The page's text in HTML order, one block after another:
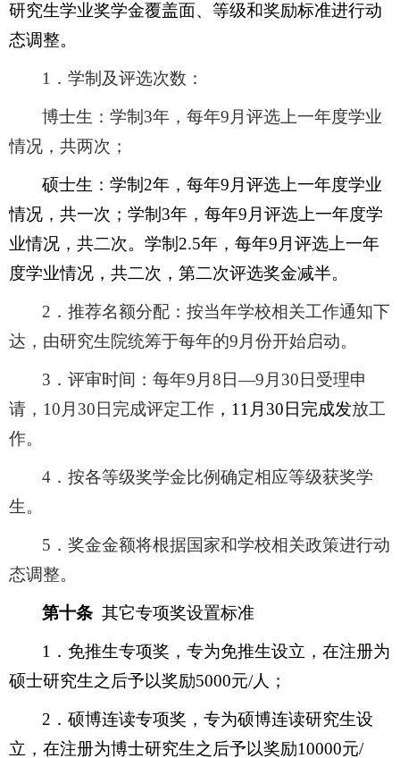
研究生学业奖学金覆盖面、等级和奖励标准进行动
态调整。
1 ．学制及评选次数：
博士生：学制3年，每年9月评选上一年度学业
情况，共两次；
硕士生：学制2年，每年9月评选上一年度学业
情况，共一次；学制3年，每年9月评选上一年度学
业情况，共二次。学制2.5年，每年9月评选上一年
度学业情况，共二次，第二次评选奖金减半。
2 ．推荐名额分配：按当年学校相关工作通知下
达，由研究生院统筹于每年的9月份开始启动。
3 ．评审时间：每年9月8日—9月30日受理申
请，10月30日完成评定工作 ，11月30日完成发放工
作。
4 ．按各等级奖学金比例确定相应等级获奖学
生。
5 ．奖金金额将根据国家和学校相关政策进行动
态调整。
第十条 其它专项奖设置标准
1 ．免推生专项奖，专为免推生设立，在注册为
硕士研究生之后予以奖励5000元/人；
2 ．硕博连读专项奖，专为硕博连读研究生设
立，在注册为博士研究生之后予以奖励10000元/